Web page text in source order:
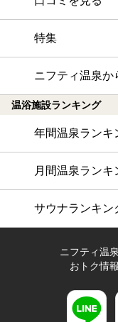
特集
ニフティ温泉か
温浴施設ランキング
年間温泉ランキ
月間温泉ランキ
サウナランキン
ニフティ温
おトク情